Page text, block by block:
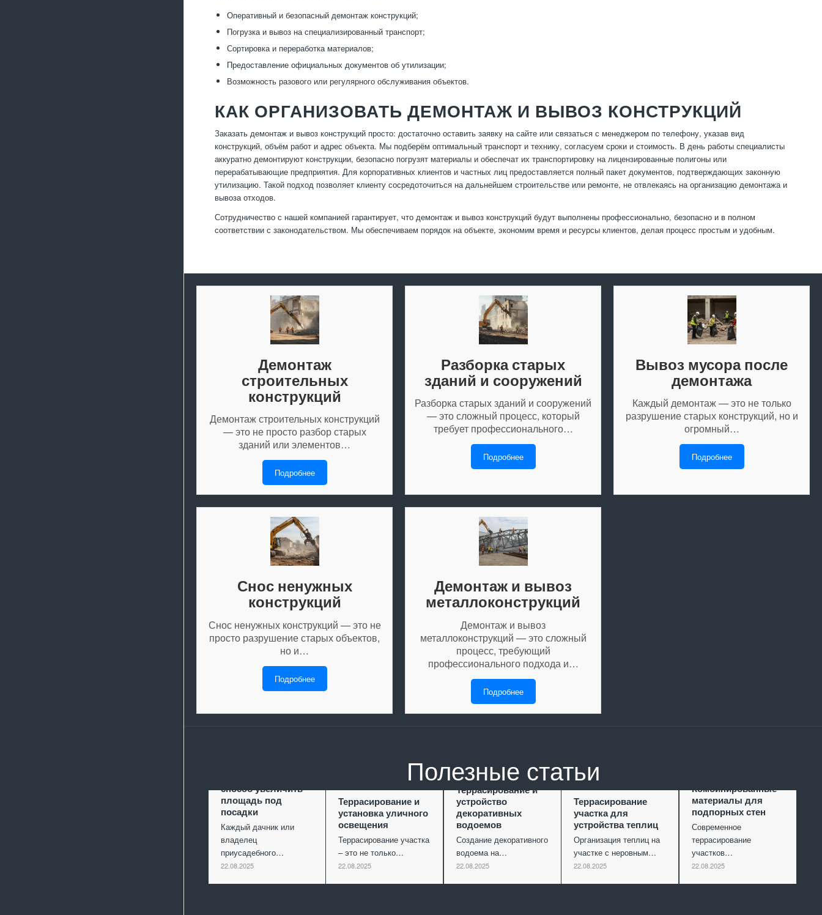
Оперативный и безопасный демонтаж конструкций;
Погрузка и вывоз на специализированный транспорт;
Сортировка и переработка материалов;
Предоставление официальных документов об утилизации;
Возможность разового или регулярного обслуживания объектов.
КАК ОРГАНИЗОВАТЬ ДЕМОНТАЖ И ВЫВОЗ КОНСТРУКЦИЙ
Заказать демонтаж и вывоз конструкций просто: достаточно оставить заявку на сайте или связаться с менеджером по телефону, указав вид
конструкций, объём работ и адрес объекта. Мы подберём оптимальный транспорт и технику, согласуем сроки и стоимость. В день работы специалисты
аккуратно демонтируют конструкции, безопасно погрузят материалы и обеспечат их транспортировку на лицензированные полигоны или
перерабатывающие предприятия. Для корпоративных клиентов и частных лиц предоставляется полный пакет документов, подтверждающих законную
утилизацию. Такой подход позволяет клиенту сосредоточиться на дальнейшем строительстве или ремонте, не отвлекаясь на организацию демонтажа и
вывоза отходов.
Сотрудничество с нашей компанией гарантирует, что демонтаж и вывоз конструкций будут выполнены профессионально, безопасно и в полном
соответствии с законодательством. Мы обеспечиваем порядок на объекте, экономим время и ресурсы клиентов, делая процесс простым и удобным.
Демонтаж
строительных
конструкций
Демонтаж строительных конструкций
— это не просто разбор старых
зданий или элементов…
Подробнее
Разборка старых
зданий и сооружений
Разборка старых зданий и сооружений
— это сложный процесс, который
требует профессионального…
Подробнее
Вывоз мусора после
демонтажа
Каждый демонтаж — это не только
разрушение старых конструкций, но и
огромный…
Подробнее
Снос ненужных
конструкций
Снос ненужных конструкций — это не
просто разрушение старых объектов,
но и…
Подробнее
Демонтаж и вывоз
металлоконструкций
Демонтаж и вывоз
металлоконструкций — это сложный
процесс, требующий
профессионального подхода и…
Подробнее
Полезные статьи
способ увеличить
площадь под
посадки
Каждый дачник или
владелец
приусадебного…
22.08.2025
Террасирование и
установка уличного
освещения
Террасирование участка
– это не только…
22.08.2025
Террасирование и
устройство
декоративных
водоемов
Создание декоративного
водоема на…
22.08.2025
Террасирование
участка для
устройства теплиц
Организация теплиц на
участке с неровным…
22.08.2025
Комбинированные
материалы для
подпорных стен
Современное
террасирование
участков…
22.08.2025